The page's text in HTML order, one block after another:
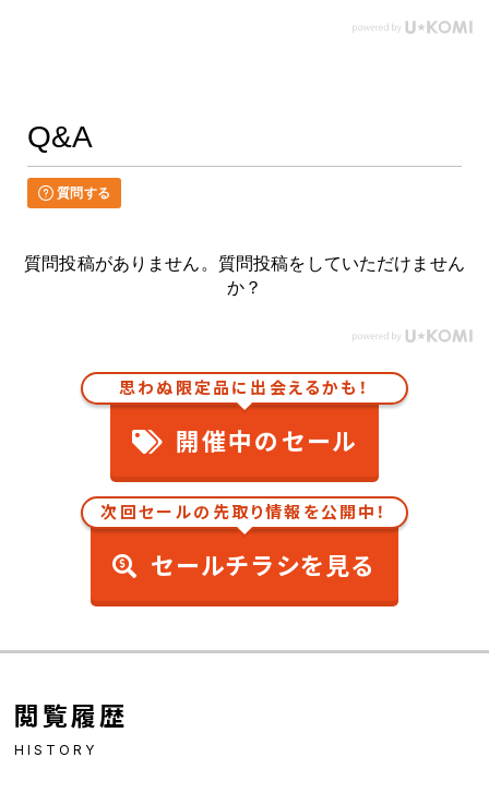
Q&A
質問する
質問投稿がありません。質問投稿をしていただけません
か？
思わぬ限定品に出会えるかも！
開催中のセール
次回セールの先取り情報を公開中！
セールチラシを見る
閲覧履歴
HISTORY